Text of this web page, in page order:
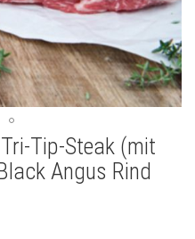
Tip-Steak (mit
Angus Rind